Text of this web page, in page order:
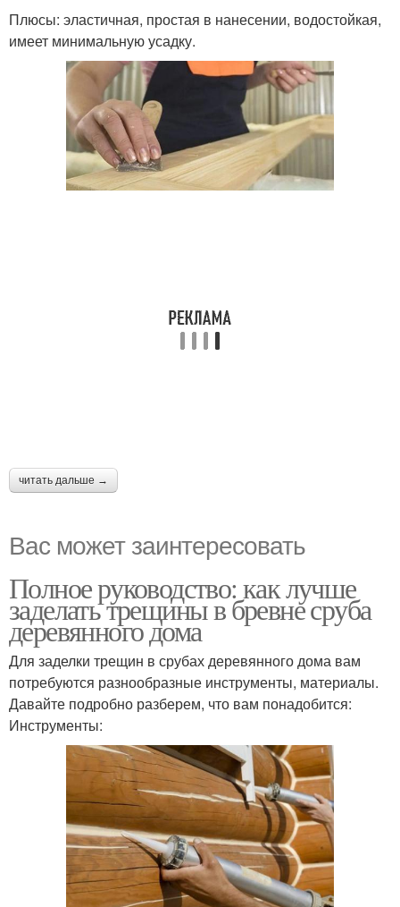
Плюсы: эластичная, простая в нанесении, водостойкая,
имеет минимальную усадку.
читать дальше →
Вас может заинтересовать
Полное руководство: как лучше
заделать трещины в бревне сруба
деревянного дома
Для заделки трещин в срубах деревянного дома вам
потребуются разнообразные инструменты, материалы.
Давайте подробно разберем, что вам понадобится:
Инструменты: